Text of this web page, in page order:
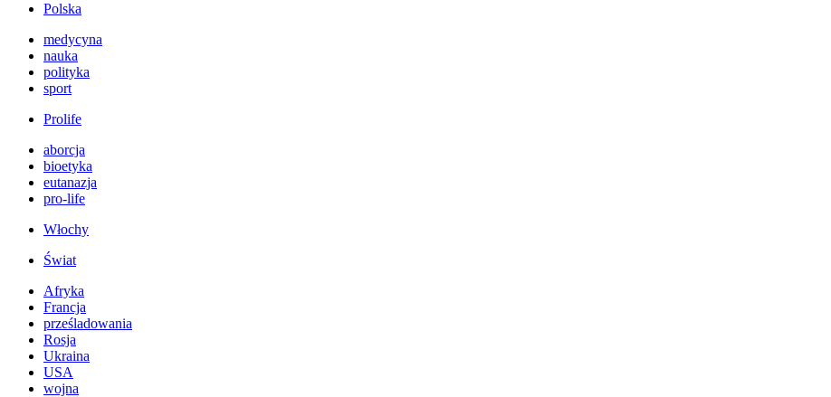
Polska
medycyna
nauka
polityka
sport
Prolife
aborcja
bioetyka
eutanazja
pro-life
Włochy
Świat
Afryka
Francja
prześladowania
Rosja
Ukraina
USA
wojna